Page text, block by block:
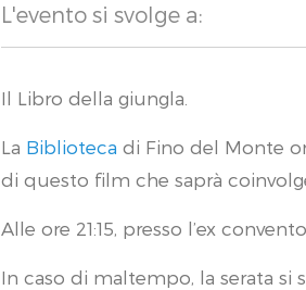
L'evento si svolge a:
Il Libro della giungla.
La Biblioteca di Fino del Monte
di questo film che saprà
Alle ore 21:15, presso l’ex
In caso di maltempo, la serata si